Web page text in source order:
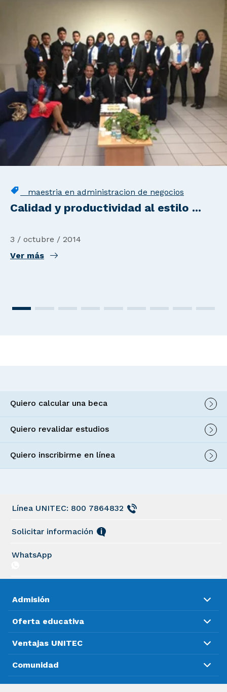
maestria en administracion de negocios
Calidad y productividad al estilo ...
3 / octubre / 2014
Ver más
Quiero calcular una beca
Quiero revalidar estudios
Quiero inscribirme en línea
Línea UNITEC: 800 7864832
Solicitar información
WhatsApp
Admisión
Oferta educativa
Ventajas UNITEC
Comunidad